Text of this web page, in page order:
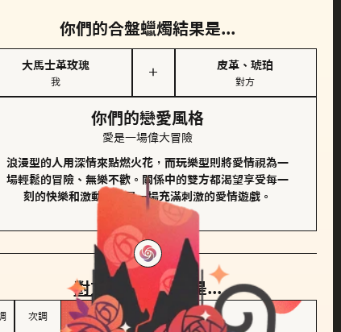
你們的合盤蠟燭結果是...
大馬士革玫瑰
我
＋
皮革、琥珀
對方
你們的戀愛風格
愛是一場偉大冒險
浪漫型的人用深情來點燃火花，而玩樂型則將愛情視為一
場輕鬆的冒險、無樂不歡。關係中的雙方都渴望享受每一
刻的快樂和激動，像是一場充滿刺激的愛情遊戲。
對方 的主調蠟燭是...
次調